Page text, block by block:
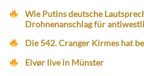
Wie Putins deutsche
Drohnenanschlag für
Die 542. Cranger Kirmes hat
Eivør live in Münster